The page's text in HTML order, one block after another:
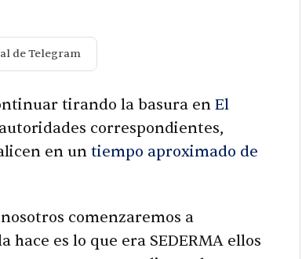
de Telegram
tirando la basura en El
correspondientes,
en un tiempo aproximado de
comenzaremos a
es lo que era SEDERMA ellos